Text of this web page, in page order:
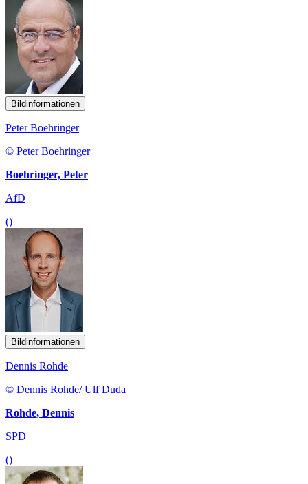
Bildinformationen
Peter Boehringer
© Peter Boehringer
Boehringer, Peter
AfD
()
Bildinformationen
Dennis Rohde
© Dennis Rohde/ Ulf Duda
Rohde, Dennis
SPD
()